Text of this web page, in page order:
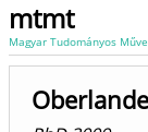
mtmt
Magyar Tudományos